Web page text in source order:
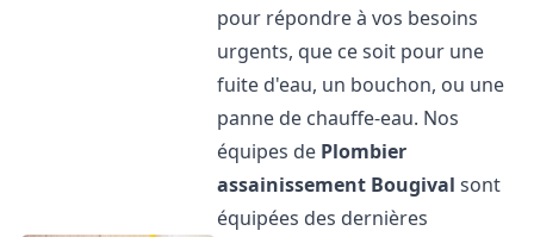
pour répondre à vos besoins
urgents, que ce soit pour une
fuite d'eau, un bouchon, ou une
panne de chauffe-eau. Nos
équipes de Plombier
assainissement Bougival sont
équipées des dernières